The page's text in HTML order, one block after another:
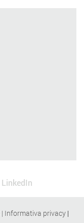
LinkedIn
| Informativa privacy |